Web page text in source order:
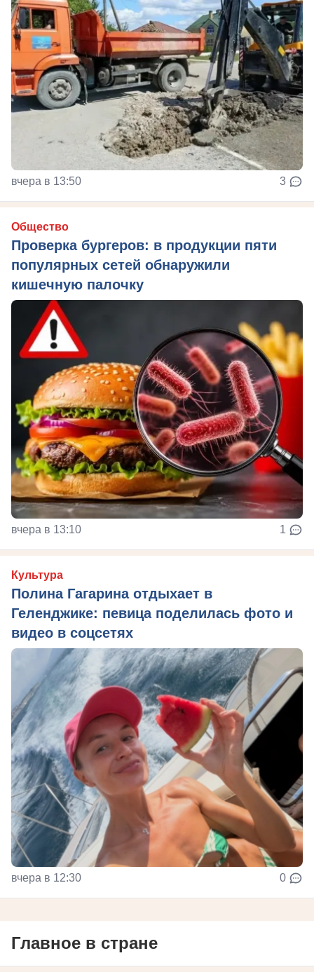
вчера в 13:50 3
Общество
Проверка бургеров: в продукции пяти
популярных сетей обнаружили
кишечную палочку
вчера в 13:10 1
Культура
Полина Гагарина отдыхает в
Геленджике: певица поделилась фото и
видео в соцсетях
вчера в 12:30 0
Главное в стране